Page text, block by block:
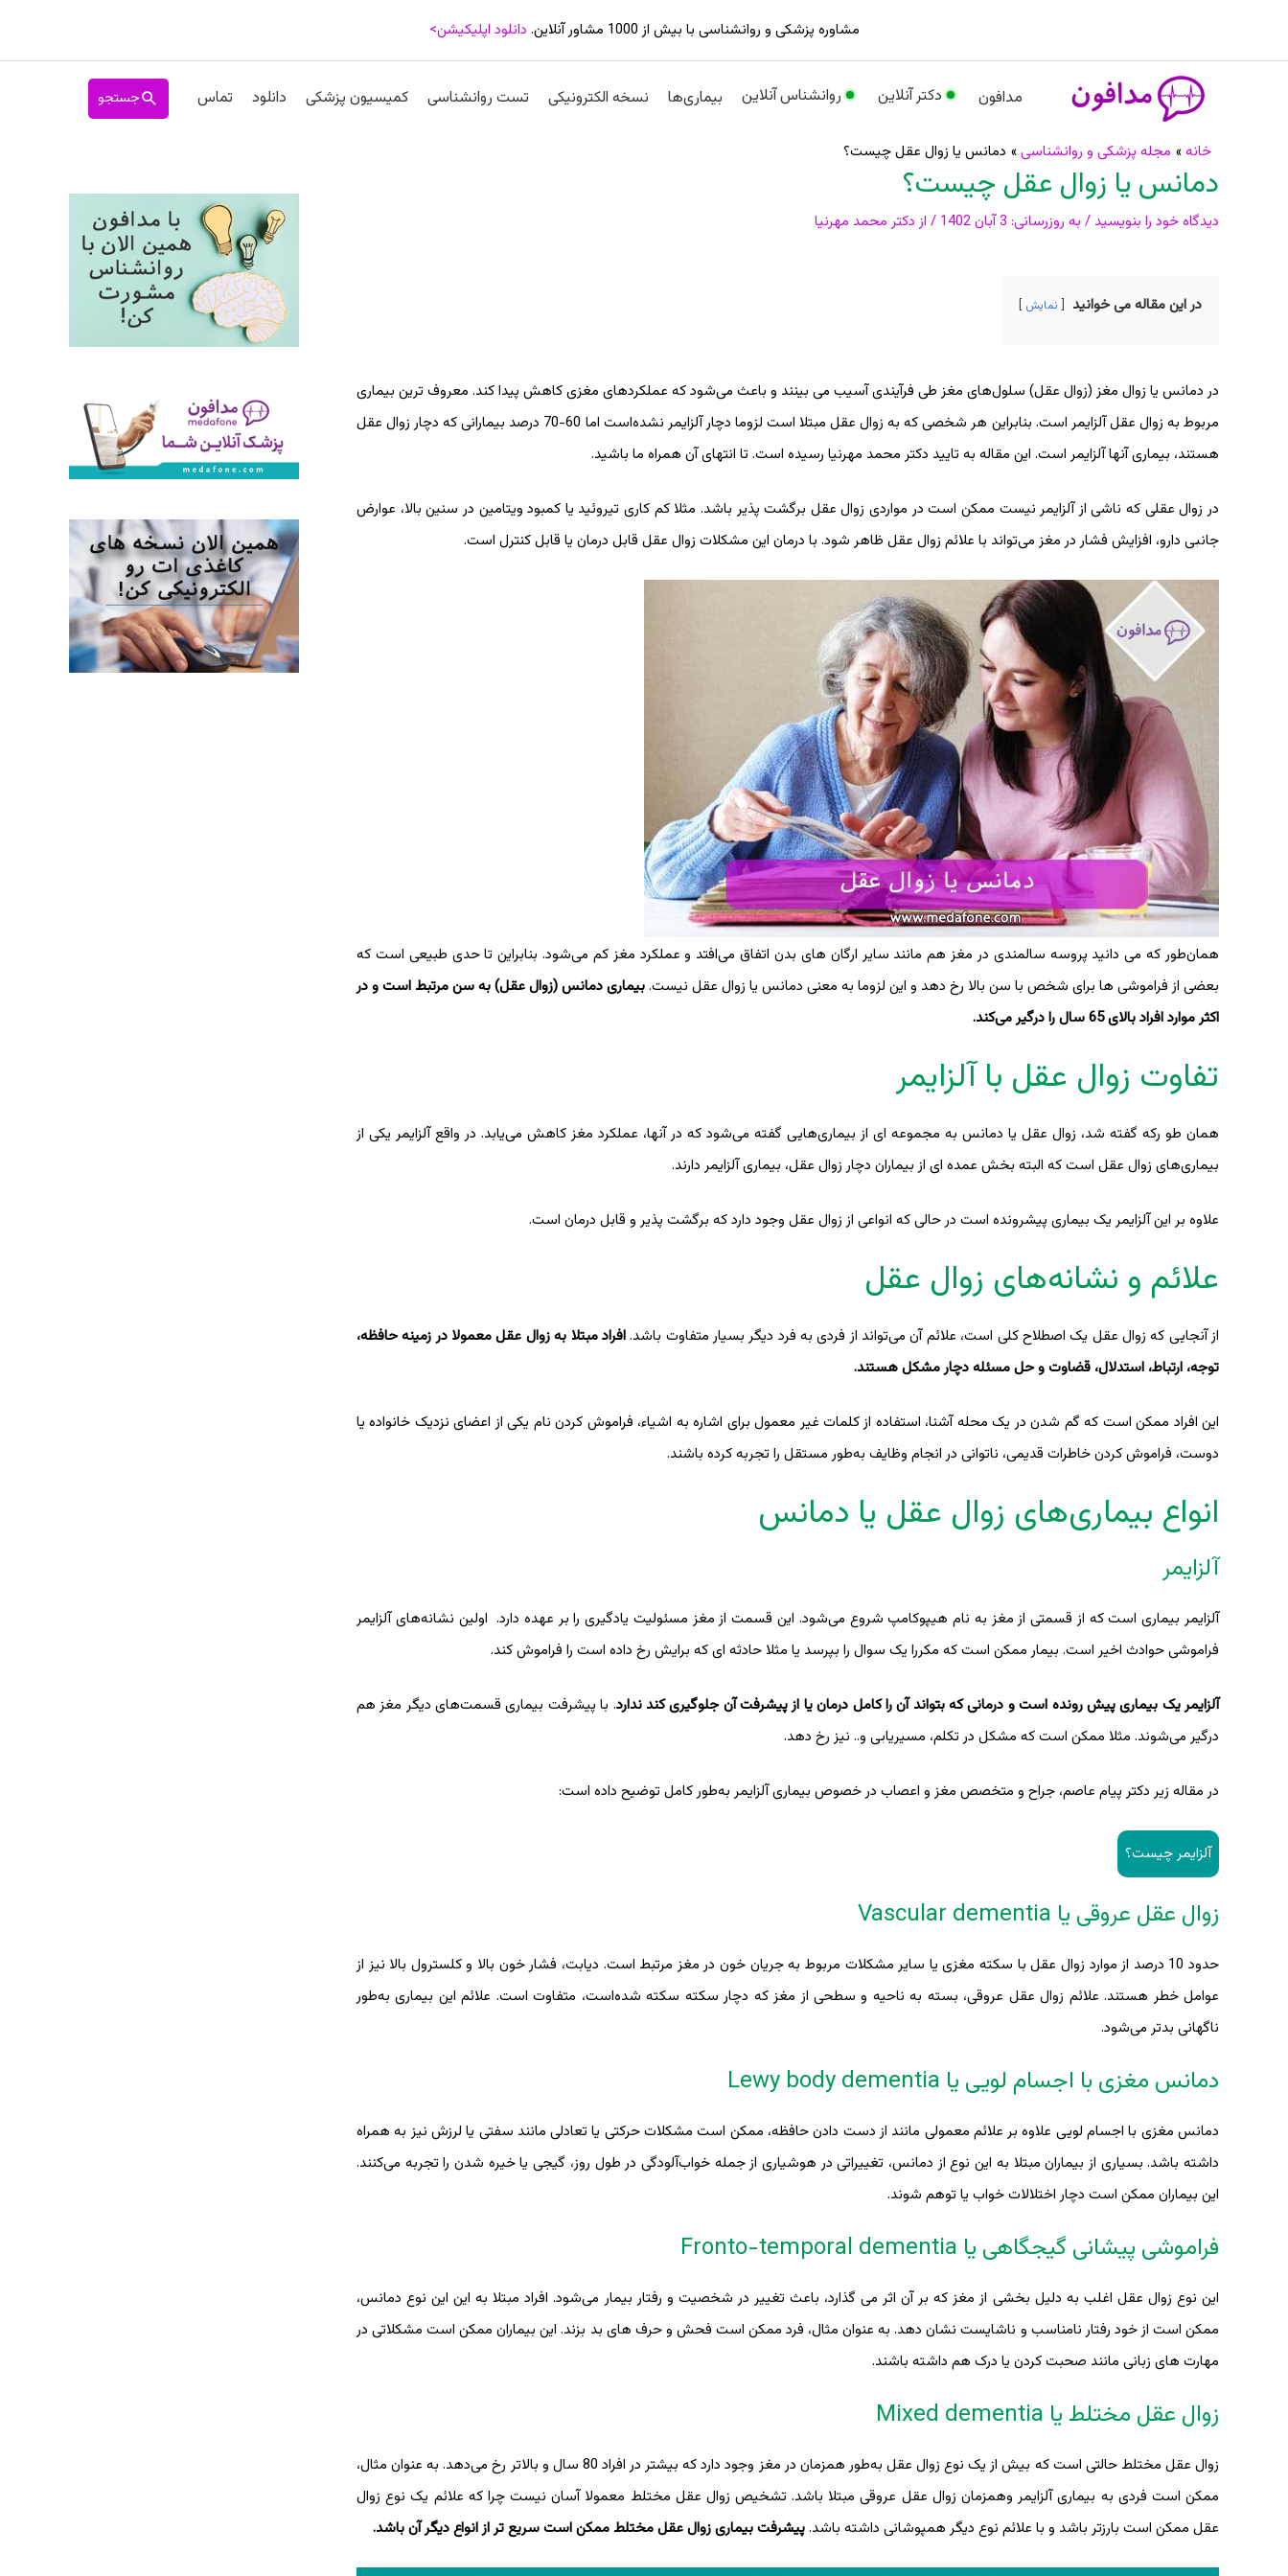
مشاوره پزشکی و روانشناسی با بیش از 1000 مشاور آنلاین. دانلود اپلیکیشن>
مدافون دکتر آنلاین روانشناس آنلاین بیماری‌ها نسخه الکترونیکی تست روانشناسی کمیسیون پزشکی دانلود تماس جستجو
خانه مجله پزشکی و روانشناسی دمانس یا زوال عقل چیست؟
دمانس یا زوال عقل چیست؟
دیدگاه‌ خود را بنویسید / به روزرسانی: / از دکتر محمد مهرنیا
در این مقاله می خوانید نمایش
در دمانس یا زوال مغز (زوال عقل) سلول‌های مغز طی فرآیندی آسیب می بینند و باعث می‌شود که عملکردهای مغزی کاهش پیدا کند. معروف ترین بیماری
مربوط به زوال عقل آلزایمر است. بنابراین هر شخصی که به زوال عقل مبتلا است لزوما دچار آلزایمر نشده‌است اما 60-70 درصد بیمارانی که دچار زوال عقل
هستند، بیماری آنها آلزایمر است. این مقاله به تایید دکتر محمد مهرنیا رسیده است. تا انتهای آن همراه ما باشید.
در زوال عقلی که ناشی از آلزایمر نیست ممکن است در مواردی زوال عقل برگشت پذیر باشد. مثلا کم کاری تیروئید یا کمبود ویتامین در سنین بالا، عوارض
جانبی دارو، افزایش فشار در مغز می‌تواند با علائم زوال عقل ظاهر شود. با درمان این مشکلات زوال عقل قابل درمان یا قابل کنترل است.
همان‌طور که می دانید پروسه سالمندی در مغز هم مانند سایر ارگان های بدن اتفاق می‌افتد و عملکرد مغز کم می‌شود. بنابراین تا حدی طبیعی است که
بعضی از فراموشی ها برای شخص با سن بالا رخ دهد و این لزوما به معنی دمانس یا زوال عقل نیست.بیماری دمانس (زوال عقل) به سن مرتبط است و در
اکثر موارد افراد بالای 65 سال را درگیر می‌کند.
تفاوت زوال عقل با آلزایمر
همان طو رکه گفته شد، زوال عقل یا دمانس به مجموعه ای از بیماری‌هایی گفته می‌شود که در آنها، عملکرد مغز کاهش می‌یابد. در واقع آلزایمر یکی از
بیماری‌های زوال عقل است که البته بخش عمده ای از بیماران دچار زوال عقل، بیماری آلزایمر دارند.
علاوه بر این آلزایمر یک بیماری پیشرونده است در حالی که انواعی از زوال عقل وجود دارد که برگشت پذیر و قابل درمان است.
علائم و نشانه‌های زوال عقل
از آنجایی که زوال عقل یک اصطلاح کلی است، علائم آن می‌تواند از فردی به فرد دیگر بسیار متفاوت باشد.افراد مبتلا به زوال عقل معمولا در زمینه حافظه،
توجه، ارتباط، استدلال، قضاوت و حل مسئله دچار مشکل هستند.
این افراد ممکن است که گم شدن در یک محله آشنا، استفاده از کلمات غیر معمول برای اشاره به اشیاء، فراموش کردن نام یکی از اعضای نزدیک خانواده یا
دوست، فراموش کردن خاطرات قدیمی، ناتوانی در انجام وظایف به‌طور مستقل را تجربه کرده باشند.
انواع بیماری‌های زوال عقل یا دمانس
آلزایمر
آلزایمر بیماری است که از قسمتی از مغز به نام هیپوکامپ شروع می‌شود. این قسمت از مغز مسئولیت یادگیری را بر عهده دارد. اولین نشانه‌های آلزایمر
فراموشی حوادث اخیر است. بیمار ممکن است که مکررا یک سوال را بپرسد یا مثلا حادثه ای که برایش رخ داده است را فراموش کند.
آلزایمر یک بیماری پیش رونده است و درمانی که بتواند آن را کامل درمان یا از پیشرفت آن جلوگیری کند ندارد. با پیشرفت بیماری قسمت‌های دیگر مغز هم
درگیر می‌شوند. مثلا ممکن است که مشکل در تکلم، مسیریابی و.. نیز رخ دهد.
در مقاله زیر دکتر پیام عاصم، جراح و متخصص مغز و اعصاب در خصوص بیماری آلزایمر به‌طور کامل توضیح داده است:
آلزایمر چیست؟
زوال عقل عروقی یا Vascular dementia
حدود 10 درصد از موارد زوال عقل با سکته مغزی یا سایر مشکلات مربوط به جریان خون در مغز مرتبط است. دیابت، فشار خون بالا و کلسترول بالا نیز از
عوامل خطر هستند. علائم زوال عقل عروقی، بسته به ناحیه و سطحی از مغز که دچار سکته سکته ‌شده‌است، متفاوت است. علائم این بیماری به‌طور
ناگهانی بدتر می‌شود.
دمانس مغزی با اجسام لویی یا Lewy body dementia
دمانس مغزی با اجسام لویی علاوه بر علائم معمولی مانند از دست دادن حافظه، ممکن است مشکلات حرکتی یا تعادلی مانند سفتی یا لرزش نیز به همراه
داشته باشد. بسیاری از بیماران مبتلا به این نوع از دمانس، تغییراتی در هوشیاری از جمله خواب‌آلودگی در طول روز، گیجی یا خیره شدن را تجربه می‌کنند.
این بیماران ممکن است دچار اختلالات خواب یا توهم شوند.
فراموشی پیشانی گیجگاهی یا Fronto-temporal dementia
این نوع زوال عقل اغلب به دلیل بخشی از مغز که بر آن اثر می گذارد، باعث تغییر در شخصیت و رفتار بیمار می‌شود. افراد مبتلا به این این نوع دمانس،
ممکن است از خود رفتار نامناسب و ناشایست نشان دهد. به عنوان مثال، فرد ممکن است فحش و حرف های بد بزند. این بیماران ممکن است مشکلاتی در
مهارت های زبانی مانند صحبت کردن یا درک هم داشته باشند.
زوال عقل مختلط یا Mixed dementia
زوال عقل مختلط حالتی است که بیش از یک نوع زوال عقل به‌طور همزمان در مغز وجود دارد که بیشتر در افراد 80 سال و بالاتر رخ می‌دهد. به عنوان مثال،
ممکن است فردی به بیماری آلزایمر وهمزمان زوال عقل عروقی مبتلا باشد. تشخیص زوال عقل مختلط معمولا آسان نیست چرا که علائم یک نوع زوال
عقل ممکن است بارزتر باشد و با علائم نوع دیگر همپوشانی داشته باشد.پیشرفت بیماری زوال عقل مختلط ممکن است سریع تر از انواع دیگر آن باشد.
پیمایش
نوشته